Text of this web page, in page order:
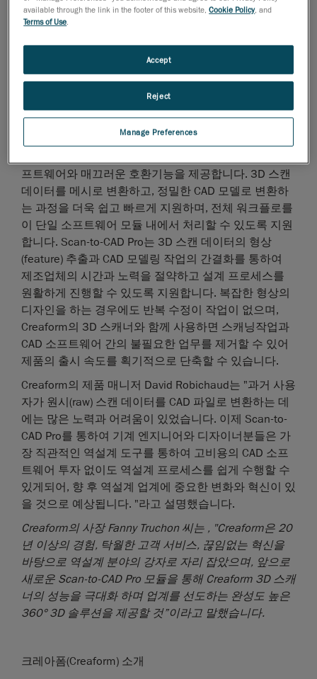
상호간의 업무를 쉽도록 높은 호환성을 제공합니다.
가지 솔루션을 통하여, 역설계 엔지니어는 필수적인 메
시(mesh)에서의 정보 추출, 유연한 정렬 기능, 최적화된
메시 편집 도구 및 강력한 수정기능을 사용할 수 있습니
다. 이에 더해 Scan-to-CAD Pro는 더욱 향상된 전문가용
역설계 워크플로에 맞는 최적의 옵션을 제공합니다.
Scan-to-CAD Pro는 2D 스케칭 및 3D 모델링 도구를 포
프트웨어와 매끄러운 호환기능을 제공합니다. 3D 스캔
데이터를 메시로 변환하고, 정밀한 CAD 모델로 변환하
는 과정을 더욱 쉽고 빠르게 지원하며, 전체 워크플로를
이 단일 소프트웨어 모듈 내에서 처리할 수 있도록 지원
합니다. Scan-to-CAD Pro는 3D 스캔 데이터의 형상
(feature) 추출과 CAD 모델링 작업의 간결화를 통하여
제조업체의 시간과 노력을 절약하고 설계 프로세스를
원활하게 진행할 수 있도록 지원합니다. 복잡한 형상의
디자인을 하는 경우에도 반복 수정이 작업이 없으며,
Creaform의 3D 스캐너와 함께 사용하면 스캐닝작업과
CAD 소프트웨어 간의 불필요한 업무를 제거할 수 있어
제품의 출시 속도를 획기적으로 단축할 수 있습니다.
Creaform의 제품 매니저 David Robichaud는 "과거 사용
자가 원시(raw) 스캔 데이터를 CAD 파일로 변환하는 데
에는 많은 노력과 어려움이 있었습니다. 이제 Scan-to-
CAD Pro를 통하여 기계 엔지니어와 디자이너분들은 가
장 직관적인 역설계 도구를 통하여 고비용의 CAD 소프
트웨어 투자 없이도 역설계 프로세스를 쉽게 수행할 수
있게되어, 향 후 역설계 업계에 중요한 변화와 혁신이 있
을 것으로 예상됩니다. "라고 설명했습니다.
Creaform의 사장 Fanny Truchon 씨는 , "Creaform은 20
년 이상의 경험, 탁월한 고객 서비스, 끊임없는 혁신을
바탕으로 역설계 분야의 강자로 자리 잡았으며, 앞으로
새로운 Scan-to-CAD Pro 모듈을 통해 Creaform 3D 스캐
너의 성능을 극대화 하며 업계를 선도하는 완성도 높은
360° 3D 솔루션을 제공할 것”이라고 말했습니다.
크레아폼(Creaform) 소개
available through the link in the footer of this website,Cookie Policy, and
Terms of Use.
Manage Preferences
Reject
Accept